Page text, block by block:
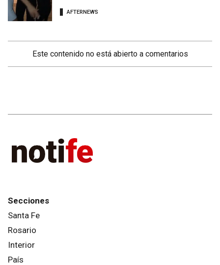
AFTERNEWS
Este contenido no está abierto a comentarios
Secciones
Santa Fe
Rosario
Interior
País